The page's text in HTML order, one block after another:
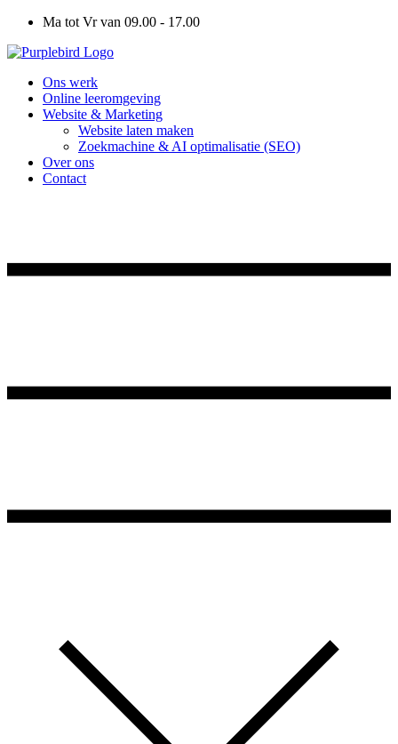
de
Ma tot Vr van 09.00 - 17.00
Ons werk
Online leeromgeving
Website & Marketing
Website laten maken
Zoekmachine & AI optimalisatie (SEO)
Over ons
Contact